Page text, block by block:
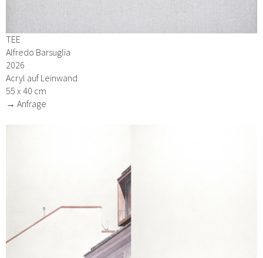
TEE
Alfredo Barsuglia
2026
Acryl auf Leinwand
55 x 40 cm
→ Anfrage